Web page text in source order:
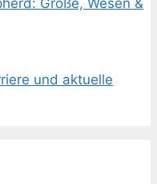
und aktuelle